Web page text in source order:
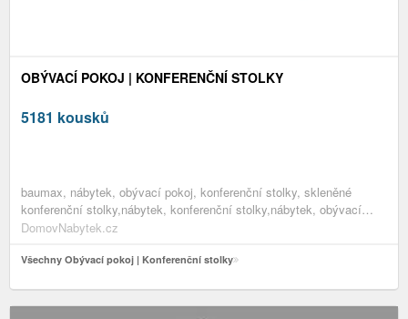
OBÝVACÍ POKOJ | KONFERENČNÍ STOLKY
5181 kousků
baumax, nábytek, obývací pokoj, konferenční stolky, skleněné
konferenční stolky,nábytek, konferenční stolky,nábytek, obývací
pokoj,nábytek
DomovNabytek.cz
Všechny Obývací pokoj | Konferenční stolky